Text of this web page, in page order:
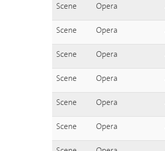
Scene Opera
Scene Opera
Scene Opera
Scene Opera
Scene Opera
Scene Opera